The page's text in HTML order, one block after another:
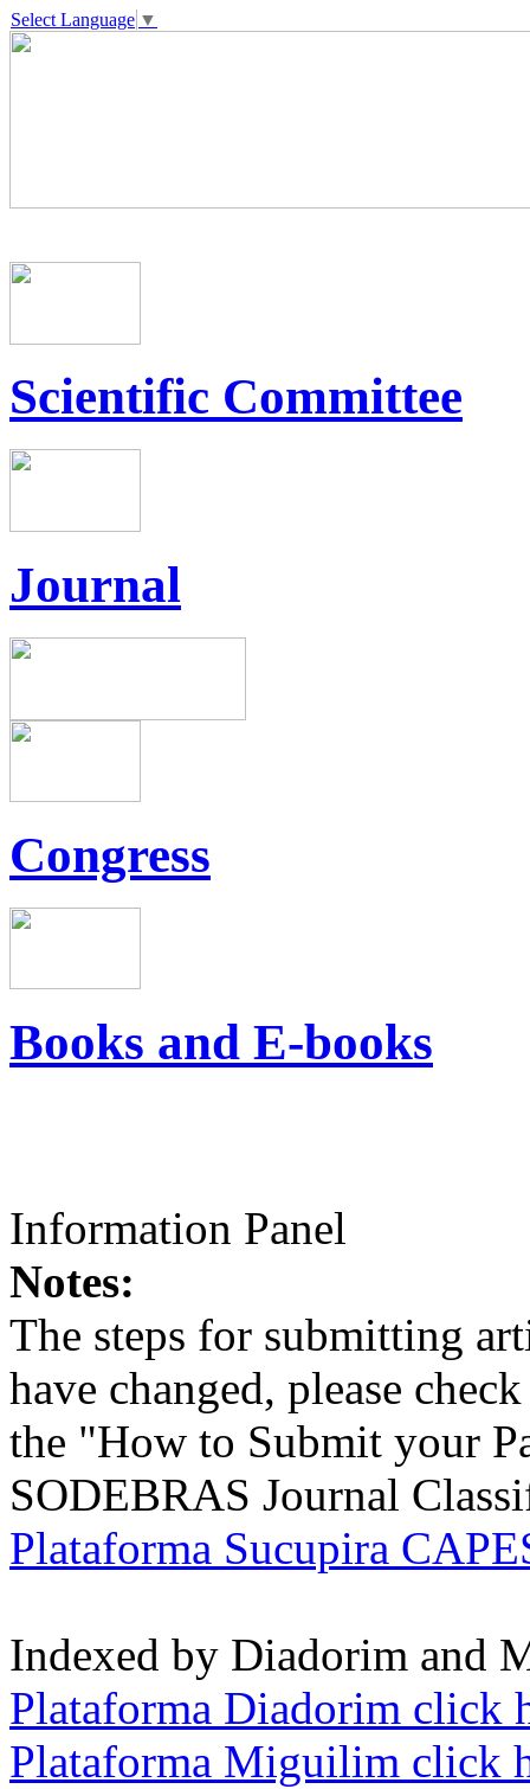
Select Language ▼
Scientific Committee
Journal
Congress
Books and E-books
Information Panel
Notes:
The steps for submitting
have changed, please
the "How to Submit your
SODEBRAS Journal
Plataforma Sucupira
Indexed by Diadorim and
Plataforma Diadorim click
Plataforma Miguilim click